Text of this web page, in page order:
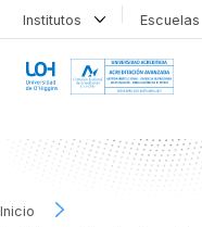
Institutos Escuelas
Inicio